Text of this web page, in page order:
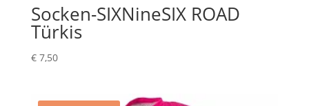
Socken-SIXNineSIX ROAD
Türkis
€7,50